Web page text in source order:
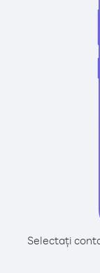
Selectați